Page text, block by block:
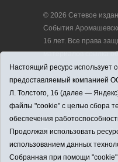
© 2026 Сетевое
События
16 лет. Все права
материалов ссылка
Адрес редакции:
область,
Кирова, д. 13.
Адрес электронной
strudu72@obl72.ru
Телефон редакции: 8
Регистрационный
выдано Федеральной
Настоящий ресурс использует
предоставляемый компанией
Л. Толстого, 16 (далее —
файлы "cookie" с целью сбора
обеспечения
Продолжая использовать
использованием данных
Собранная при помощи